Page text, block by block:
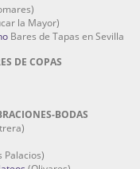
la Mayor)
Bares de Tapas en Sevilla
DE COPAS
BODAS
Palacios)